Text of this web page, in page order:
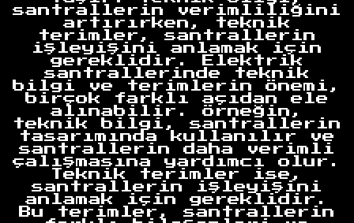
santrallerin verimliliğini
artırırken, teknik
terimler, santrallerin
işleyişini anlamak için
gereklidir. Elektrik
santrallerinde teknik
bilgi ve terimlerin önemi,
birçok farklı açıdan ele
alınabilir. Örneğin,
teknik bilgi, santrallerin
tasarımında kullanılır ve
santrallerin daha verimli
çalışmasına yardımcı olur.
Teknik terimler ise,
santrallerin işleyişini
anlamak için gereklidir.
Bu terimler, santrallerin